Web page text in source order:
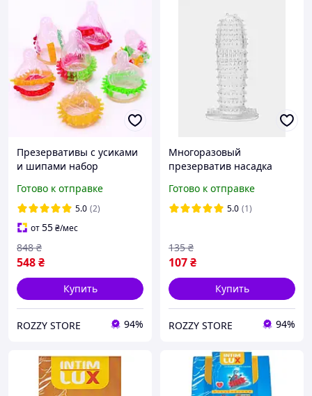
Презервативы с усиками
и шипами набор
разнообразные
необычные с
дополнительной
стимуляцией 20 шт
Готово к отправке
5.0 (2)
от55₴/мес
548₴
848 ₴
Купить
ROZZY STORE 94%
Многоразовый
презерватив насадка
шипами и усиками
продление полового акта
Готово к отправке
5.0 (1)
107₴
135 ₴
Купить
ROZZY STORE 94%